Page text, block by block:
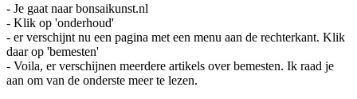
- Je gaat naar bonsaikunst.nl
- Klik op 'onderhoud'
- er verschijnt nu een pagina met een menu aan de rechterkant. Klik
daar op 'bemesten'
- Voila, er verschijnen meerdere artikels over bemesten. Ik raad je
aan om van de onderste meer te lezen.